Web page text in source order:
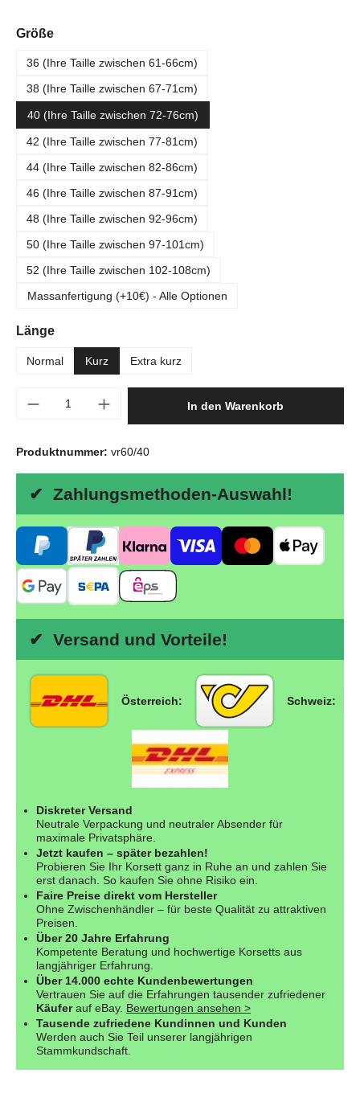
Größeauswählen
36 (Ihre Taille zwischen 61-66cm)
38 (Ihre Taille zwischen 67-71cm)
40 (Ihre Taille zwischen 72-76cm)
42 (Ihre Taille zwischen 77-81cm)
44 (Ihre Taille zwischen 82-86cm)
46 (Ihre Taille zwischen 87-91cm)
48 (Ihre Taille zwischen 92-96cm)
50 (Ihre Taille zwischen 97-101cm)
52 (Ihre Taille zwischen 102-108cm)
Massanfertigung (+10€) - Alle Optionen
Längeauswählen
Normal Kurz Extra kurz
Produkt Anzahl: Gib den gewünschten
In den Warenkorb
Produktnummer: vr60/40
✔ Zahlungsmethoden-Auswahl!
✔ Versand und Vorteile!
Österreich: Schweiz:
Diskreter Versand
Neutrale Verpackung und neutraler Absender für
maximale Privatsphäre.
Jetzt kaufen – später bezahlen!
Probieren Sie Ihr Korsett ganz in Ruhe an und zahlen Sie
erst danach. So kaufen Sie ohne Risiko ein.
Faire Preise direkt vom Hersteller
Ohne Zwischenhändler – für beste Qualität zu attraktiven
Preisen.
Über 20 Jahre Erfahrung
Kompetente Beratung und hochwertige Korsetts aus
langjähriger Erfahrung.
Über 14.000 echte Kundenbewertungen
Vertrauen Sie auf die Erfahrungen tausender zufriedener
Käuferauf eBay. Bewertungen ansehen >
Tausende zufriedene Kundinnen und Kunden
Werden auch Sie Teil unserer langjährigen
Stammkundschaft.